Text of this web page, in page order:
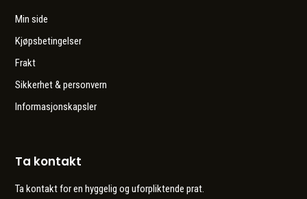
Min side
Kjøpsbetingelser
Frakt
Sikkerhet & personvern
Informasjonskapsler
Ta kontakt
Ta kontakt for en hyggelig og uforpliktende prat.